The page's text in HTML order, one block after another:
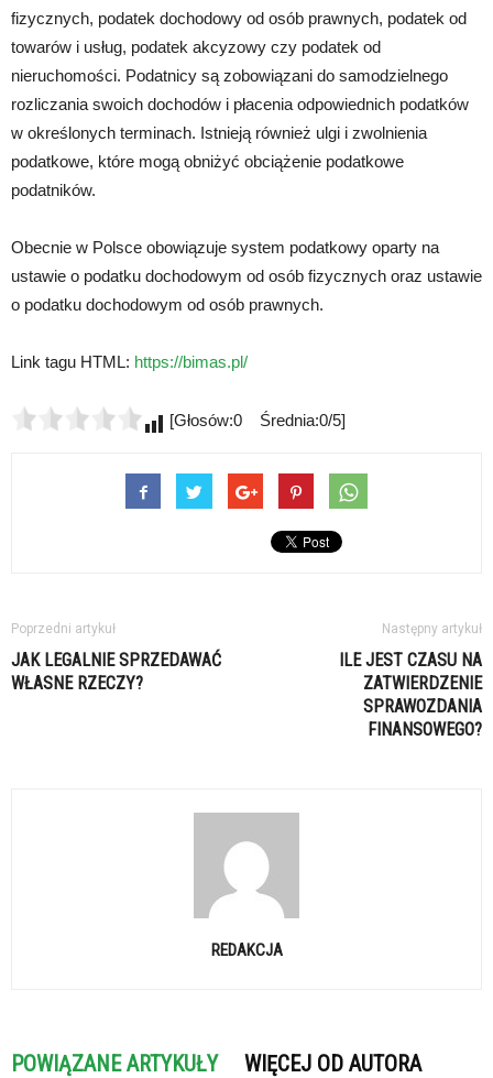
fizycznych, podatek dochodowy od osób prawnych, podatek od
towarów i usług, podatek akcyzowy czy podatek od
nieruchomości. Podatnicy są zobowiązani do samodzielnego
rozliczania swoich dochodów i płacenia odpowiednich podatków
w określonych terminach. Istnieją również ulgi i zwolnienia
podatkowe, które mogą obniżyć obciążenie podatkowe
podatników.
Obecnie w Polsce obowiązuje system podatkowy oparty na
ustawie o podatku dochodowym od osób fizycznych oraz ustawie
o podatku dochodowym od osób prawnych.
Link tagu HTML: https://bimas.pl/
[Głosów:0 Średnia:0/5]
Poprzedni artykuł
JAK LEGALNIE SPRZEDAWAĆ
WŁASNE RZECZY?
Następny artykuł
ILE JEST CZASU NA
ZATWIERDZENIE
SPRAWOZDANIA
FINANSOWEGO?
REDAKCJA
POWIĄZANE ARTYKUŁY WIĘCEJ OD AUTORA